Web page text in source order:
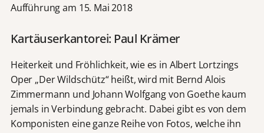
Aufführung am 15. Mai 2018
Kartäuserkantorei: Paul Krämer
Heiterkeit und Fröhlichkeit, wie es in Albert Lortzings
Oper „Der Wildschütz“ heißt, wird mit Bernd Alois
Zimmermann und Johann Wolfgang von Goethe kaum
jemals in Verbindung gebracht. Dabei gibt es von dem
Komponisten eine ganze Reihe von Fotos, welche ihn